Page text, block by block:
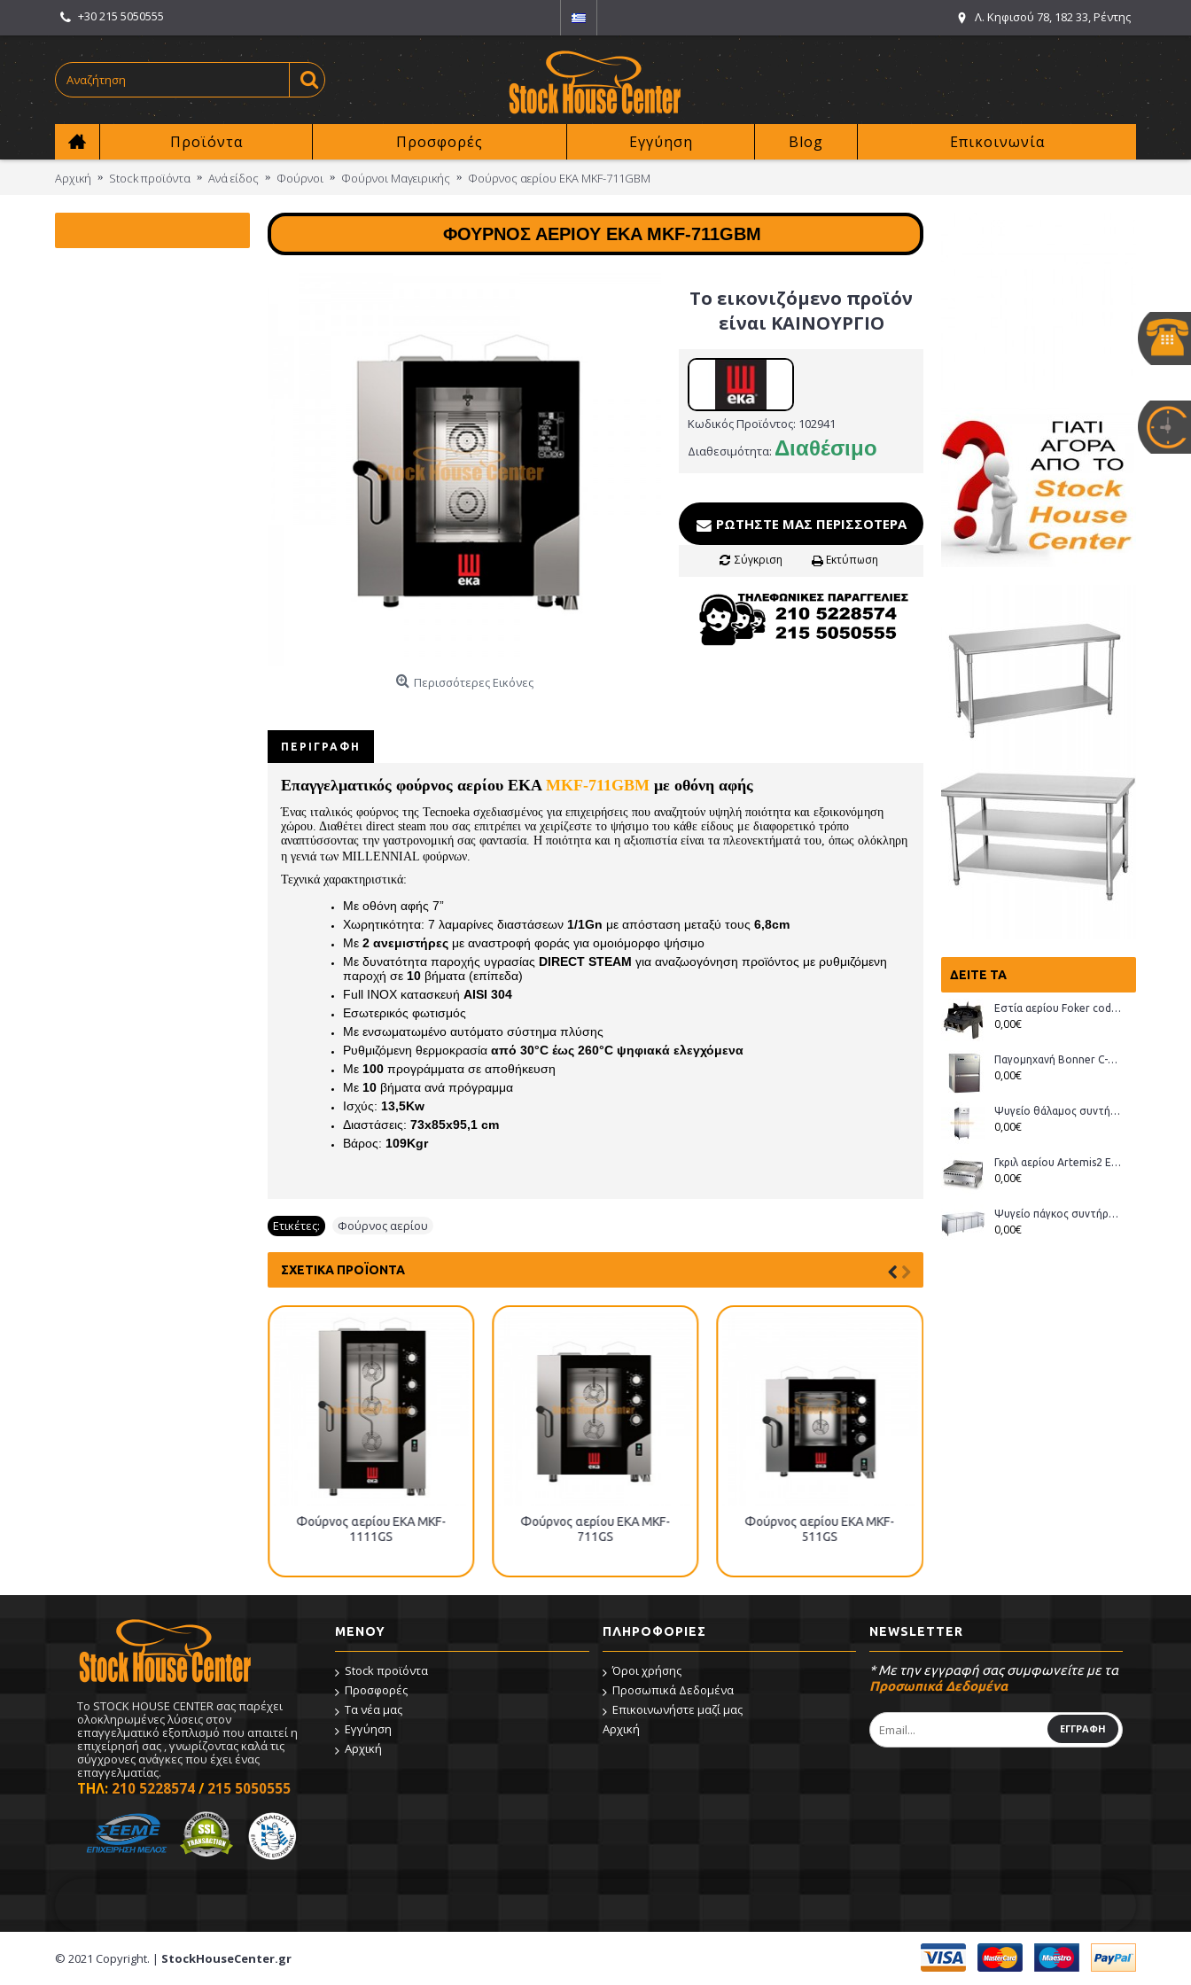
+30 215 5050555 Λ. Κηφισού 78, 182 33, Ρέντης
Προϊόντα Προσφορές Εγγύηση Blog Επικοινωνία
Αρχική Stock προϊόντα Ανά είδος Φούρνοι Φούρνοι Μαγειρικής Φούρνος αερίου EKA MKF-711GBM
ΔΕΊΤΕ ΤΑ
Εστία αερίου Foker cod.03200 Wok
0,00€
Παγομηχανή Bonner C-70, Ανάδευσης (παγάκι με τρύπα)
0,00€
Ψυγείο θάλαμος συντήρηση Bonner GMT-70
0,00€
Γκριλ αερίου Artemis2 ECO
0,00€
Ψυγείο πάγκος συντήρηση Bonner GM-400 διάστ.223x70x86cm
0,00€
ΦΟΎΡΝΟΣ ΑΕΡΊΟΥ EKA MKF-711GBM
Περισσότερες Εικόνες
Το εικονιζόμενο προϊόν
είναι ΚΑΙΝΟΥΡΓΙΟ
Κωδικός Προϊόντος: 102941
Διαθεσιμότητα: Διαθέσιμο
ΡΩΤΉΣΤΕ ΜΑΣ ΠΕΡΙΣΣΌΤΕΡΑ
Σύγκριση Εκτύπωση
ΠΕΡΙΓΡΑΦΉ
Επαγγελματικός φούρνος αερίου EKA MKF-711GBM με οθόνη αφής
Ένας ιταλικός φούρνος της Tecnoeka σχεδιασμένος για επιχειρήσεις που αναζητούν υψηλή ποιότητα και εξοικονόμηση
χώρου. Διαθέτει direct steam που σας επιτρέπει να χειρίζεστε το ψήσιμο του κάθε είδους με διαφορετικό τρόπο
αναπτύσσοντας την γαστρονομική σας φαντασία. Η ποιότητα και η αξιοπιστία είναι τα πλεονεκτήματά του, όπως ολόκληρη
η γενιά των MILLENNIAL φούρνων.
Τεχνικά χαρακτηριστικά:
Με οθόνη αφής 7”
Χωρητικότητα: 7 λαμαρίνες διαστάσεων 1/1Gn με απόσταση μεταξύ τους 6,8cm
Με 2 ανεμιστήρες με αναστροφή φοράς για ομοιόμορφο ψήσιμο
Με δυνατότητα παροχής υγρασίας DIRECT STEAM για αναζωογόνηση προϊόντος με ρυθμιζόμενη
παροχή σε 10 βήματα (επίπεδα)
Full INOX κατασκευή AISI 304
Εσωτερικός φωτισμός
Με ενσωματωμένο αυτόματο σύστημα πλύσης
Ρυθμιζόμενη θερμοκρασία από 30°C έως 260°C ψηφιακά ελεγχόμενα
Με 100 προγράμματα σε αποθήκευση
Με 10 βήματα ανά πρόγραμμα
Ισχύς: 13,5Kw
Διαστάσεις: 73x85x95,1 cm
Βάρος: 109Kgr
Ετικέτες: Φούρνος αερίου
ΣΧΕΤΙΚΆ ΠΡΟΪΌΝΤΑ
Φούρνος αερίου EKA MKF-
1111GS
Φούρνος αερίου EKA MKF-
711GS
Φούρνος αερίου EKA MKF-
511GS
To STOCK HOUSE CENTER σας παρέχει
ολοκληρωμένες λύσεις στον
επαγγελματικό εξοπλισμό που απαιτεί η
επιχείρησή σας , γνωρίζοντας καλά τις
σύγχρονες ανάγκες που έχει ένας
επαγγελματίας.
ΤΗΛ: 210 5228574 / 215 5050555
ΜΕΝΟΥ
Stock προϊόντα
Προσφορές
Τα νέα μας
Εγγύηση
Αρχική
ΠΛΗΡΟΦΟΡΊΕΣ
Όροι χρήσης
Προσωπικά Δεδομένα
Επικοινωνήστε μαζί μας
Αρχική
NEWSLETTER
* Με την εγγραφή σας συμφωνείτε με τα
Προσωπικά Δεδομένα
ΕΓΓΡΑΦΗ
© 2021 Copyright. | StockHouseCenter.gr